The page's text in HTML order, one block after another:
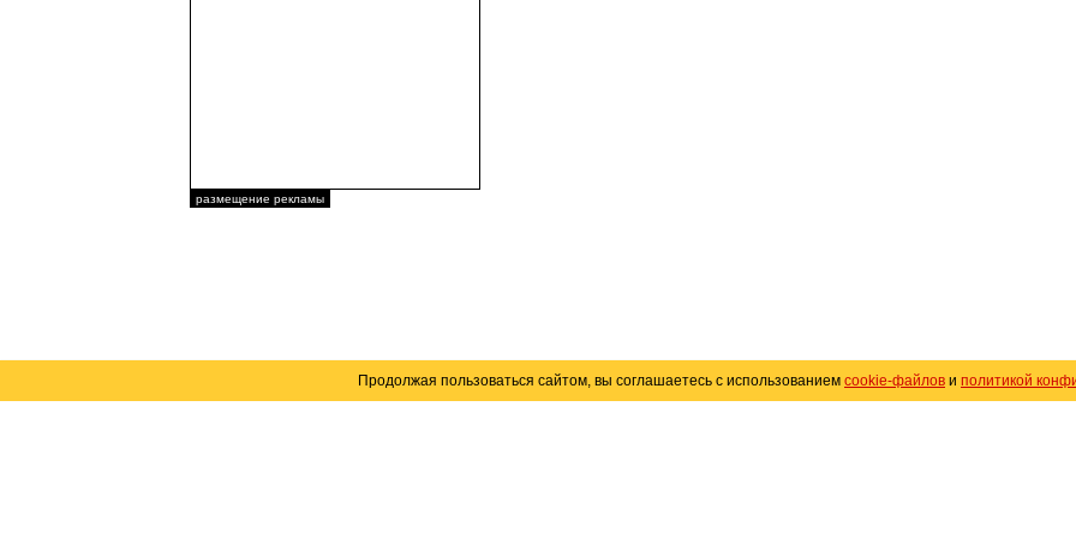
размещение рекламы
Продолжая пользоваться сайтом, вы соглашаетесь с использованием cookie-файлов и политикой